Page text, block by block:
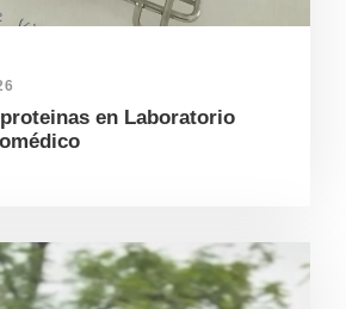
en Laboratorio